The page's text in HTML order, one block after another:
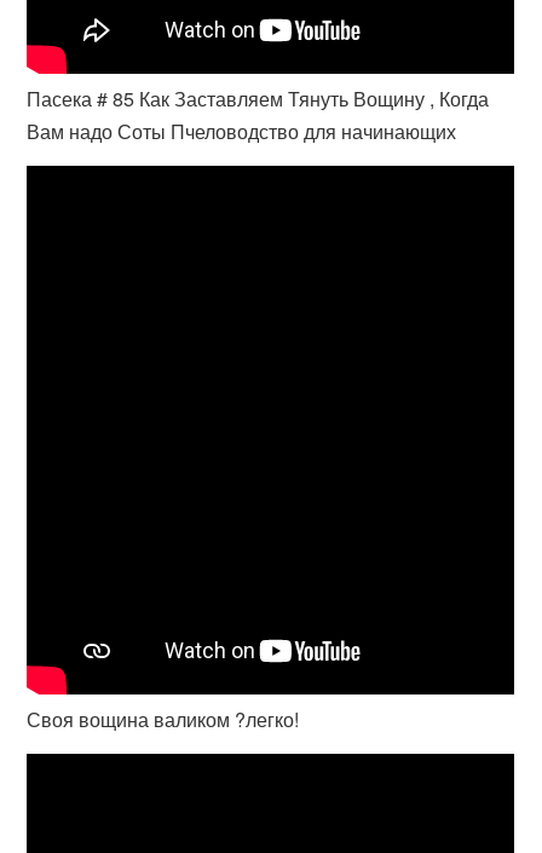
Пасека # 85 Как Заставляем Тянуть Вощину , Когда
Вам надо Соты Пчеловодство для начинающих
Своя вощина валиком ?легко!